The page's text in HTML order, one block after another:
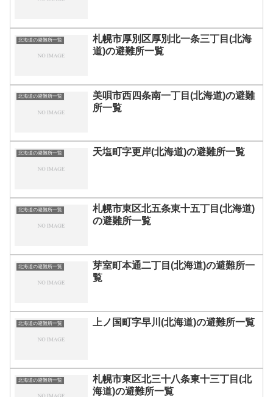
北海道の避難所一覧
札幌市厚別区厚別北一条三丁目(北海
道)の避難所一覧
北海道の避難所一覧
美唄市西四条南一丁目(北海道)の避難
所一覧
北海道の避難所一覧 天塩町字更岸(北海道)の避難所一覧
北海道の避難所一覧
札幌市東区北五条東十五丁目(北海道)
の避難所一覧
北海道の避難所一覧
芽室町本通二丁目(北海道)の避難所一
覧
北海道の避難所一覧 上ノ国町字早川(北海道)の避難所一覧
北海道の避難所一覧
札幌市東区北三十八条東十三丁目(北
海道)の避難所一覧